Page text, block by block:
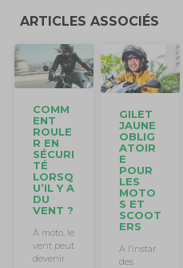
ARTICLES ASSOCIÉS
COMM
ENT
ROULE
R EN
SÉCURI
TÉ
LORSQ
U’IL Y A
DU
VENT ?
À moto, le
vent peut
devenir
GILET
JAUNE
OBLIG
ATOIR
E
POUR
LES
MOTO
S ET
SCOOT
ERS
A l’instar
des